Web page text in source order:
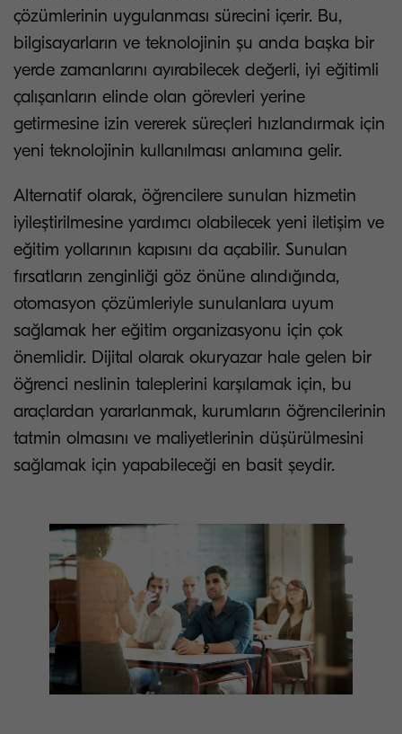
çözümlerinin uygulanması sürecini içerir. Bu,
bilgisayarların ve teknolojinin şu anda başka bir
yerde zamanlarını ayırabilecek değerli, iyi eğitimli
çalışanların elinde olan görevleri yerine
getirmesine izin vererek süreçleri hızlandırmak için
yeni teknolojinin kullanılması anlamına gelir.
Alternatif olarak, öğrencilere sunulan hizmetin
iyileştirilmesine yardımcı olabilecek yeni iletişim ve
eğitim yollarının kapısını da açabilir. Sunulan
fırsatların zenginliği göz önüne alındığında,
otomasyon çözümleriyle sunulanlara uyum
sağlamak her eğitim organizasyonu için çok
önemlidir. Dijital olarak okuryazar hale gelen bir
öğrenci neslinin taleplerini karşılamak için, bu
araçlardan yararlanmak, kurumların öğrencilerinin
tatmin olmasını ve maliyetlerinin düşürülmesini
sağlamak için yapabileceği en basit şeydir.